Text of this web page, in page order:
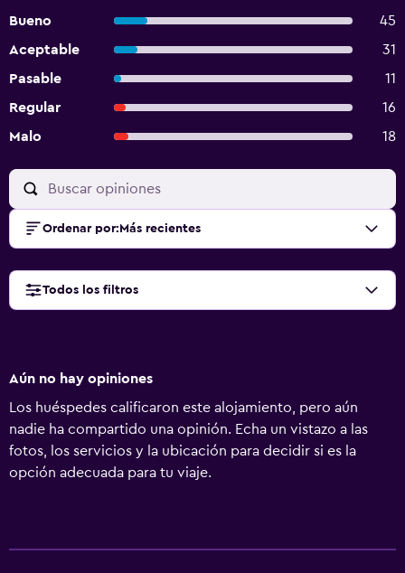
Bueno
45
Aceptable
31
Pasable
11
Regular
16
Malo
18
Ordenar por: Más recientes
Todos los filtros
Aún no hay opiniones
Los huéspedes calificaron este alojamiento, pero aún
nadie ha compartido una opinión. Echa un vistazo a las
fotos, los servicios y la ubicación para decidir si es la
opción adecuada para tu viaje.